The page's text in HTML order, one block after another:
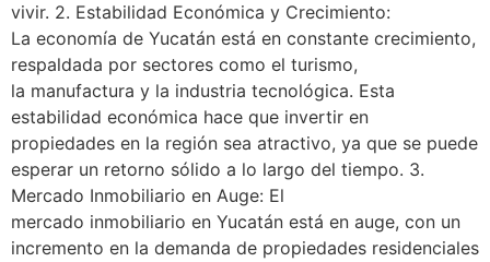
vivir. 2. Estabilidad Económica y Crecimiento:
La economía de Yucatán está en constante crecimiento,
respaldada por sectores como el turismo,
la manufactura y la industria tecnológica. Esta
estabilidad económica hace que invertir en
propiedades en la región sea atractivo, ya que se puede
esperar un retorno sólido a lo largo del tiempo. 3.
Mercado Inmobiliario en Auge: El
mercado inmobiliario en Yucatán está en auge, con un
incremento en la demanda de propiedades residenciales